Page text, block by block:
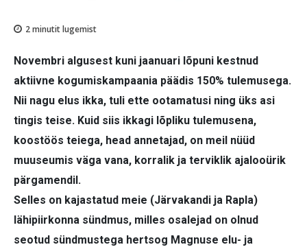
2minutit lugemist
Novembri algusest kuni jaanuari lõpuni kestnud
aktiivne kogumiskampaania päädis 150% tulemusega.
Nii nagu elus ikka, tuli ette ootamatusi ning üks asi
tingis teise. Kuid siis ikkagi lõpliku tulemusena,
koostöös teiega, head annetajad, on meil nüüd
muuseumis väga vana, korralik ja terviklik ajalooürik
pärgamendil.
Selles on kajastatud meie (Järvakandi ja Rapla)
lähipiirkonna sündmus, milles osalejad on olnud
seotud sündmustega hertsog Magnuse elu- ja